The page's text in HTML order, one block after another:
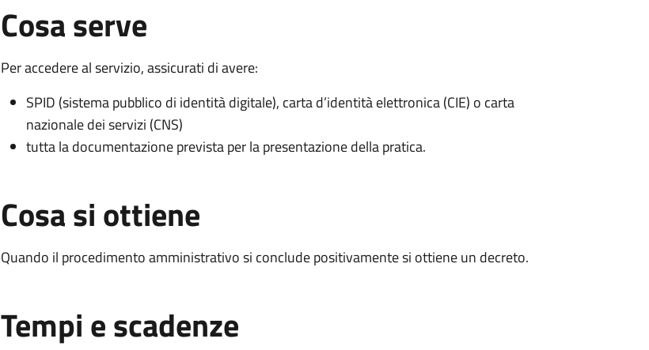
Cosa serve
Per accedere al servizio, assicurati di avere:
SPID (sistema pubblico di identità digitale), carta d’identità elettronica (CIE) o carta
nazionale dei servizi (CNS)
tutta la documentazione prevista per la presentazione della pratica.
Cosa si ottiene
Quando il procedimento amministrativo si conclude positivamente si ottiene un decreto.
Tempi e scadenze